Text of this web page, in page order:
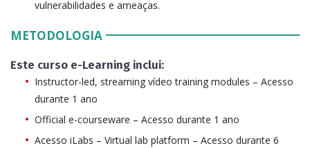
vulnerabilidades e ameaças.
METODOLOGIA
Este curso e-Learning inclui:
Instructor-led, streaming vídeo training modules – Acesso
durante 1 ano
Official e-courseware – Acesso durante 1 ano
Acesso iLabs – Virtual lab platform – Acesso durante 6